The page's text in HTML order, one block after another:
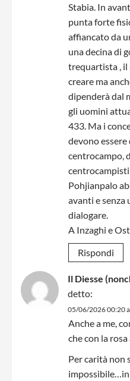
Stabia. In
punta forte
affiancato da
una decina di
trequartista , il
creare ma
dipenderà dal
gli uomini
433. Ma i
devono
centrocampo,
Pohjianpalo
avanti e senza
dialogare.
A Inzaghi e
Rispondi
Il Diesse
detto:
05/06/2026 00:20
Anche a me,
che con la
Per carità non